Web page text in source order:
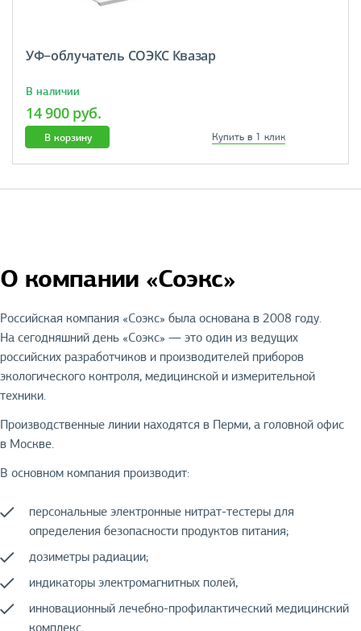
УФ−облучатель СОЭКС Квазар
В наличии
14 900 руб.
В корзину Купить в 1 клик
О компании «Соэкс»
Российская компания «Соэкс» была основана в 2008 году.
На сегодняшний день «Соэкс» — это один из ведущих
российских разработчиков и производителей приборов
экологического контроля, медицинской и измерительной
техники.
Производственные линии находятся в Перми, а головной офис
в Москве.
В основном компания производит:
персональные электронные нитрат-тестеры для
определения безопасности продуктов питания;
дозиметры радиации;
индикаторы электромагнитных полей,
инновационный лечебно-профилактический медицинский